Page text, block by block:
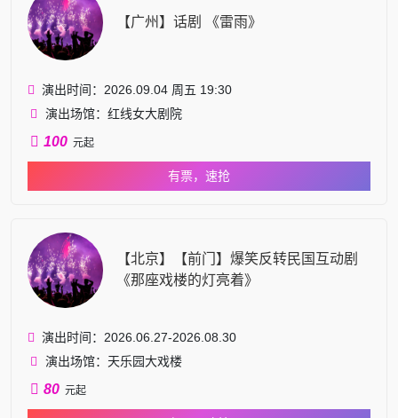
【广州】话剧 《雷雨》
演出时间：2026.09.04 周五 19:30
演出场馆：红线女大剧院
100 元起
有票，速抢
【北京】【前门】爆笑反转民国互动剧
《那座戏楼的灯亮着》
演出时间：2026.06.27-2026.08.30
演出场馆：天乐园大戏楼
80 元起